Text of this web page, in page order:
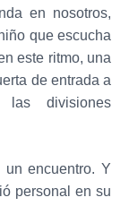
en nosotros,
que escucha
este ritmo, una
de entrada a
divisiones
encuentro. Y
personal en su